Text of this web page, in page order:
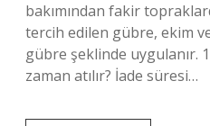
bakımından fakir
tercih edilen gübre, ekim
gübre şeklinde uygulanır.
zaman atılır? İade süresi…